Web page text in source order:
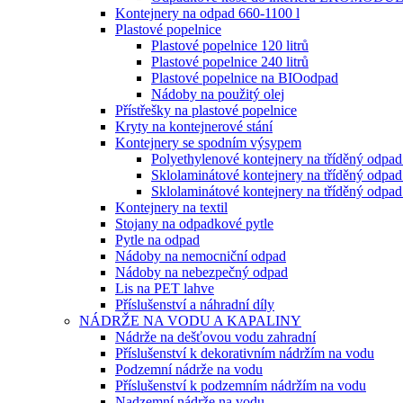
Kontejnery na odpad 660-1100 l
Plastové popelnice
Plastové popelnice 120 litrů
Plastové popelnice 240 litrů
Plastové popelnice na BIOodpad
Nádoby na použitý olej
Přístřešky na plastové popelnice
Kryty na kontejnerové stání
Kontejnery se spodním výsypem
Polyethylenové kontejnery na tříděný
Sklolaminátové kontejnery na tříděný
Sklolaminátové kontejnery na tříděný
Kontejnery na textil
Stojany na odpadkové pytle
Pytle na odpad
Nádoby na nemocniční odpad
Nádoby na nebezpečný odpad
Lis na PET lahve
Příslušenství a náhradní díly
NÁDRŽE NA VODU A KAPALINY
Nádrže na dešťovou vodu zahradní
Příslušenství k dekorativním nádržím na vodu
Podzemní nádrže na vodu
Příslušenství k podzemním nádržím na vodu